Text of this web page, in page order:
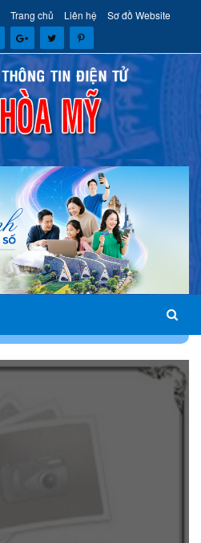
Trang chủ Liên hệ Sơ đồ Website